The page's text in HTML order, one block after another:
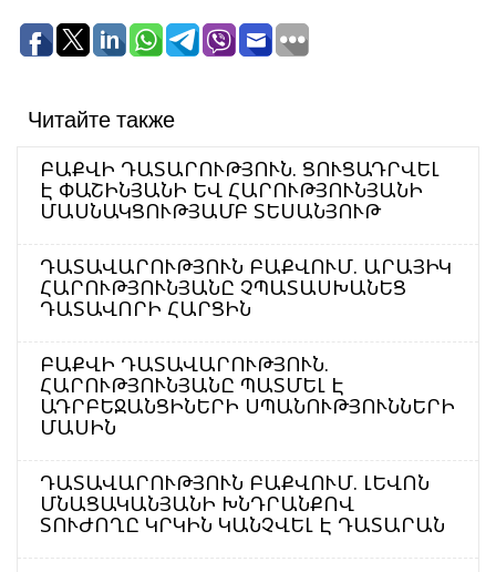
Читайте также
ԲԱՔՎԻ ԴԱՏԱՐՈՒԹՅՈՒՆ. ՑՈՒՑԱԴՐՎԵԼ
Է ՓԱՇԻՆՅԱՆԻ ԵՎ ՀԱՐՈՒԹՅՈՒՆՅԱՆԻ
ՄԱՍՆԱԿՑՈՒԹՅԱՄԲ ՏԵՍԱՆՅՈՒԹ
ԴԱՏԱՎԱՐՈՒԹՅՈՒՆ ԲԱՔՎՈՒՄ. ԱՐԱՅԻԿ
ՀԱՐՈՒԹՅՈՒՆՅԱՆԸ ՉՊԱՏԱՍԽԱՆԵՑ
ԴԱՏԱՎՈՐԻ ՀԱՐՑԻՆ
ԲԱՔՎԻ ԴԱՏԱՎԱՐՈՒԹՅՈՒՆ.
ՀԱՐՈՒԹՅՈՒՆՅԱՆԸ ՊԱՏՄԵԼ Է
ԱԴՐԲԵՋԱՆՑԻՆԵՐԻ ՍՊԱՆՈՒԹՅՈՒՆՆԵՐԻ
ՄԱՍԻՆ
ԴԱՏԱՎԱՐՈՒԹՅՈՒՆ ԲԱՔՎՈՒՄ. ԼԵՎՈՆ
ՄՆԱՑԱԿԱՆՅԱՆԻ ԽՆԴՐԱՆՔՈՎ
ՏՈՒԺՈՂԸ ԿՐԿԻՆ ԿԱՆՉՎԵԼ Է ԴԱՏԱՐԱՆ